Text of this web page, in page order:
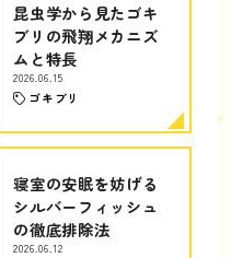
昆虫学から見たゴキ
ブリの飛翔メカニズ
ムと特長
2026.06.15
ゴキブリ
寝室の安眠を妨げる
シルバーフィッシュ
の徹底排除法
2026.06.12